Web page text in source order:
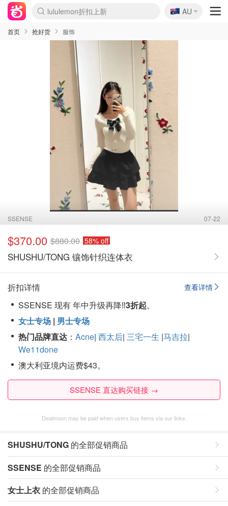
lululemon折扣上新
Sasa美妆护肤3.5折
SSENSE年中2.5折
FreshBeauty好价汇总
Cettire降价+叠9折
WWS Coles超市实拍
viagogo二手票捡漏
Myer超级周末
The Outnet奢牌1折起
David Jones 3折起
Flannels大牌1折
Perfumes Club护肤1折
AMIRO面罩$251
Amazon折扣汇总
eToro入金$200送$50
Amazon数码好物
ICONIC本周7.5折
ThedoubleF高奢地板价
Moose Knuckles 6折
丝芙兰5折起
EUFY摄像头$98
Selenichast首饰2折
Trip机票酒店促销
YSL送5件彩妆礼
Amazon家居好物
Amazon美妆护肤
雅漾大喷$8
过敏原检测盒$33
伊索独家赠50ml沐浴露
科颜氏高保湿面霜$29
SEALIFE海洋馆门票6折
丝塔芙大白罐$16
订阅Newsletter送香薰
Cult Beauty 6.8折
Harrods圣诞日历$525
LN-CC奢牌私促3折
d'Alba空姐喷雾$16
EVE LOM套装£56
Bernardelli独家4折
Adore Beauty 6折起
CT圣诞日历
Mytheresa奢品2.7折
Luxury Escapes 9折
Currentbody美容仪$881
MOON Garden Live
Roborock扫地机$649
Tingo Life水杯$24
Valentino官网5折
CR洗护套装$23
修丽可4件套$159
Myer彩妆2件7折
GANNI官网4.5折
Stylevana韩妆4折
Tessabit高奢8.5折
OGX洗发水$11
Amazon阿德莱德次日达
卡诗8.5折+赠礼
Philips Hue灯具8折
🇦🇺
AU
首页 抢好货 服饰
SSENSE 07-22
$370.00 $880.00 58% off
SHUSHU/TONG 镶饰针织连体衣
查看详情
折扣详情
SSENSE 现有 年中升级再降‼️3折起。
女士专场 | 男士专场
热门品牌直达 ： Acne| 西太后| 三宅一生 |马吉拉|
We11done
澳大利亚境内运费$43。
SSENSE 直达购买链接 →
Dealmoon may be paid when users buy items via our links.
SHUSHU/TONG 的全部促销商品
SSENSE 的全部促销商品
女士上衣 的全部促销商品